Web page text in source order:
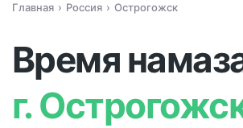
Главная Россия Острогожск
Время
г.